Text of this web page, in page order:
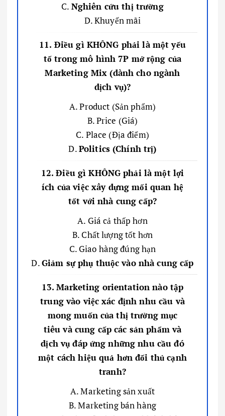
C. Nghiên cứu thị trường
D. Khuyến mãi
11. Điều gì KHÔNG phải là một yếu
tố trong mô hình 7P mở rộng của
Marketing Mix (dành cho ngành
dịch vụ)?
A. Product (Sản phẩm)
B. Price (Giá)
C. Place (Địa điểm)
D.Politics (Chính trị)
12. Điều gì KHÔNG phải là một lợi
ích của việc xây dựng mối quan hệ
tốt với nhà cung cấp?
A. Giá cả thấp hơn
B. Chất lượng tốt hơn
C. Giao hàng đúng hạn
D.Giảm sự phụ thuộc vào nhà cung cấp
13. Marketing orientation nào tập
trung vào việc xác định nhu cầu và
mong muốn của thị trường mục
tiêu và cung cấp các sản phẩm và
dịch vụ đáp ứng những nhu cầu đó
một cách hiệu quả hơn đối thủ cạnh
tranh?
A. Marketing sản xuất
B. Marketing bán hàng